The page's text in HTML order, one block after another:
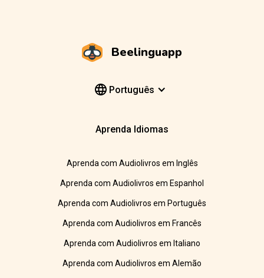
Beelinguapp
Português
Aprenda Idiomas
Aprenda com Audiolivros em Inglês
Aprenda com Audiolivros em Espanhol
Aprenda com Audiolivros em Português
Aprenda com Audiolivros em Francês
Aprenda com Audiolivros em Italiano
Aprenda com Audiolivros em Alemão